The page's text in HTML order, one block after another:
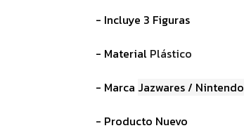
- Incluye 3 Figuras
- Material Plástico
- Marca Jazwares / Nintendo
- Producto Nuevo